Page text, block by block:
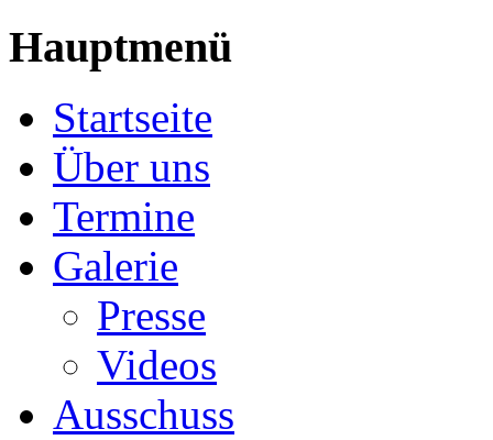
Hauptmenü
Startseite
Über uns
Termine
Galerie
Presse
Videos
Ausschuss